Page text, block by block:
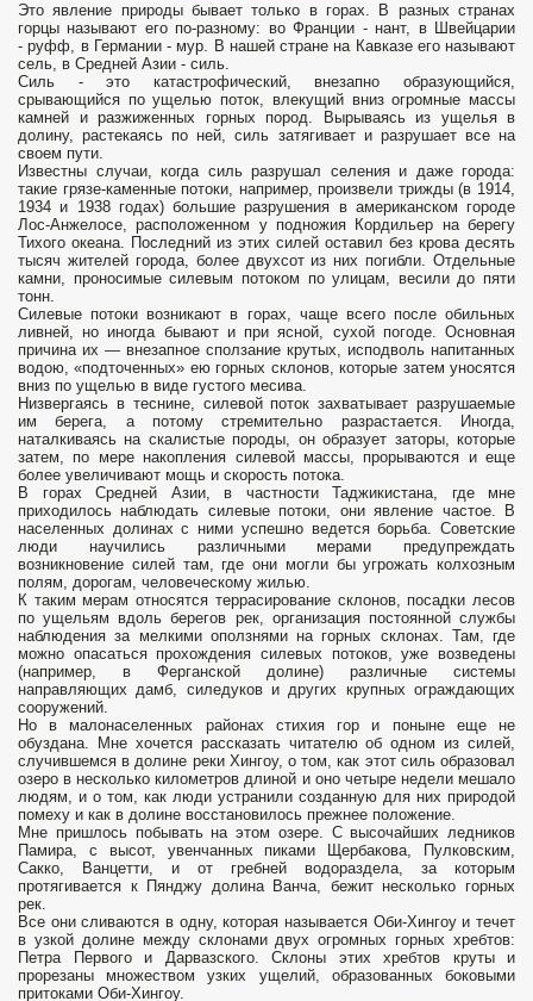
Это явление природы бывает только в горах. В разных странах
горцы называют его по-разному: во Франции - нант, в Швейцарии
- руфф, в Германии - мур. В нашей стране на Кавказе его называют
сель, в Средней Азии - силь.
Силь - это катастрофический, внезапно образующийся,
срывающийся по ущелью поток, влекущий вниз огромные массы
камней и разжиженных горных пород. Вырываясь из ущелья в
долину, растекаясь по ней, силь затягивает и разрушает все на
своем пути.
Известны случаи, когда силь разрушал селения и даже города:
такие грязе-каменные потоки, например, произвели трижды (в 1914,
1934 и 1938 годах) большие разрушения в американском городе
Лос-Анжелосе, расположенном у подножия Кордильер на берегу
Тихого океана. Последний из этих силей оставил без крова десять
тысяч жителей города, более двухсот из них погибли. Отдельные
камни, проносимые силевым потоком по улицам, весили до пяти
тонн.
Силевые потоки возникают в горах, чаще всего после обильных
ливней, но иногда бывают и при ясной, сухой погоде. Основная
причина их — внезапное сползание крутых, исподволь напитанных
водою, «подточенных» ею горных склонов, которые затем уносятся
вниз по ущелью в виде густого месива.
Низвергаясь в теснине, силевой поток захватывает разрушаемые
им берега, а потому стремительно разрастается. Иногда,
наталкиваясь на скалистые породы, он образует заторы, которые
затем, по мере накопления силевой массы, прорываются и еще
более увеличивают мощь и скорость потока.
В горах Средней Азии, в частности Таджикистана, где мне
приходилось наблюдать силевые потоки, они явление частое. В
населенных долинах с ними успешно ведется борьба. Советские
люди научились различными мерами предупреждать
возникновение силей там, где они могли бы угрожать колхозным
полям, дорогам, человеческому жилью.
К таким мерам относятся террасирование склонов, посадки лесов
по ущельям вдоль берегов рек, организация постоянной службы
наблюдения за мелкими оползнями на горных склонах. Там, где
можно опасаться прохождения силевых потоков, уже возведены
(например, в Ферганской долине) различные системы
направляющих дамб, силедуков и других крупных ограждающих
сооружений.
Но в малонаселенных районах стихия гор и поныне еще не
обуздана. Мне хочется рассказать читателю об одном из силей,
случившемся в долине реки Хингоу, о том, как этот силь образовал
озеро в несколько километров длиной и оно четыре недели мешало
людям, и о том, как люди устранили созданную для них природой
помеху и как в долине восстановилось прежнее положение.
Мне пришлось побывать на этом озере. С высочайших ледников
Памира, с высот, увенчанных пиками Щербакова, Пулковским,
Сакко, Ванцетти, и от гребней водораздела, за которым
протягивается к Пянджу долина Ванча, бежит несколько горных
рек.
Все они сливаются в одну, которая называется Оби-Хингоу и течет
в узкой долине между склонами двух огромных горных хребтов:
Петра Первого и Дарвазского. Склоны этих хребтов круты и
прорезаны множеством узких ущелий, образованных боковыми
притоками Оби-Хингоу.